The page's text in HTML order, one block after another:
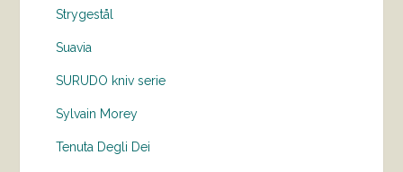
Strygestål
Suavia
SURUDO kniv serie
Sylvain Morey
Tenuta Degli Dei